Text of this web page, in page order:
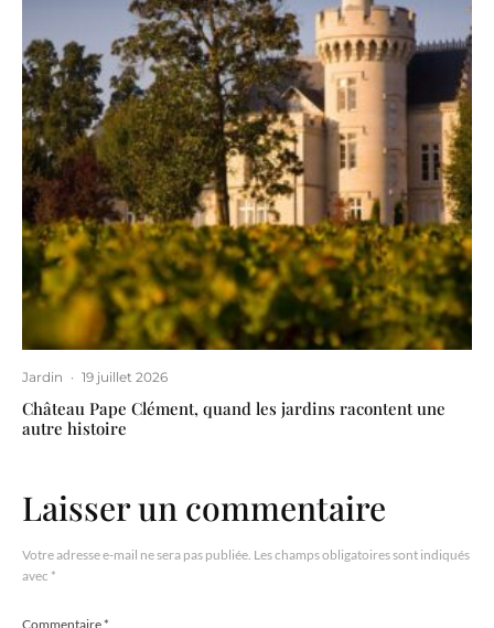
Jardin · 19 juillet 2026
Château Pape Clément, quand les jardins racontent une
autre histoire
Laisser un commentaire
Votre adresse e-mail ne sera pas publiée. Les champs obligatoires sont indiqués
avec *
Commentaire*